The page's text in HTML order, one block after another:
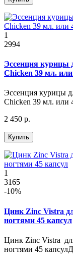
1
2994
Эссенция курицы
Chicken 39 мл.
Эссенция курицы
Chicken 39 мл. или
2 450 р.
Купить
1
3165
-10%
Цинк Zinc Vistra
ногтями 45 капсул
Цинк Zinc Vistra
ногтями 45